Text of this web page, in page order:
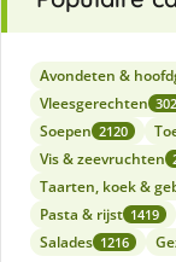
Avondeten &
Vleesgerechten
Soepen 2120
Vis & zeevruchten
Taarten, koek &
Pasta & rijst 1419
Salades 1216